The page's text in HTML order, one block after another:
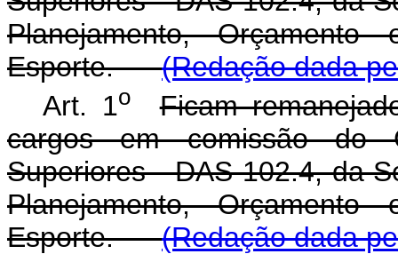
Planejamento,
Esporte.(Redação dada
Art. 1o
Ficam
cargos em comissão do
Superiores - DAS 102.4, da
Planejamento,
Esporte.(Redação dada